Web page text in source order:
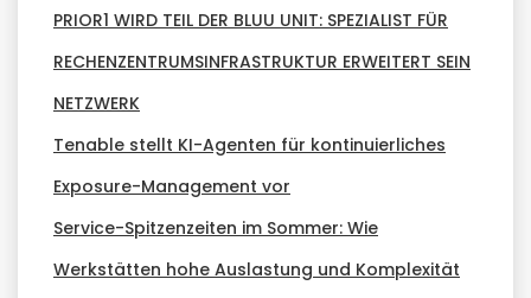
PRIOR1 WIRD TEIL DER BLUU UNIT: SPEZIALIST FÜR
RECHENZENTRUMSINFRASTRUKTUR ERWEITERT SEIN
NETZWERK
Tenable stellt KI-Agenten für kontinuierliches
Exposure-Management vor
Service-Spitzenzeiten im Sommer: Wie
Werkstätten hohe Auslastung und Komplexität